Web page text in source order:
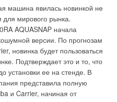
машина явилась новинкой не
для мирового рынка.
AQUASNAP начала
версии. По прогнозам
новинка будет пользоваться
Подтверждает это и то, что
установки ее на стенде. В
представила полную
и Carrier, начиная от
сильных «парниковых
состоящий из R-32 (50%) и
изотропным. То есть при
своего состава, а
просто дозаправлен.
недостатков.
растворим в
новые хладагенты
полиэфирного
как под нагревательным
сам кабель может
в т.ч. и в воде. Место
выбирать из
или требований строительной
которое необходимо
кабель не должен
под гидроизоляционным